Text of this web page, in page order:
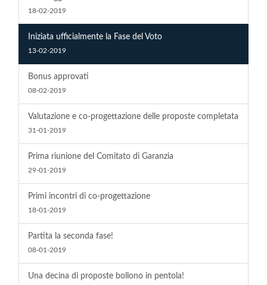
18-02-2019
Iniziata ufficialmente la Fase del Voto
13-02-2019
Bonus approvati
08-02-2019
Valutazione e co-progettazione delle proposte completata
31-01-2019
Prima riunione del Comitato di Garanzia
29-01-2019
Primi incontri di co-progettazione
18-01-2019
Partita la seconda fase!
08-01-2019
Una decina di proposte bollono in pentola!